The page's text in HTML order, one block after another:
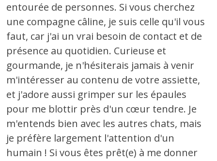
entourée de personnes. Si vous cherchez
une compagne câline, je suis celle qu'il vous
faut, car j'ai un vrai besoin de contact et de
présence au quotidien. Curieuse et
gourmande, je n'hésiterais jamais à venir
m'intéresser au contenu de votre assiette,
et j'adore aussi grimper sur les épaules
pour me blottir près d'un cœur tendre. Je
m'entends bien avec les autres chats, mais
je préfère largement l'attention d'un
humain ! Si vous êtes prêt(e) à me donner